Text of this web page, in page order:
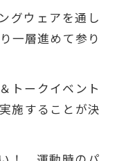
グウェアを通し
一層進めて参り
トークイベント
施することが決